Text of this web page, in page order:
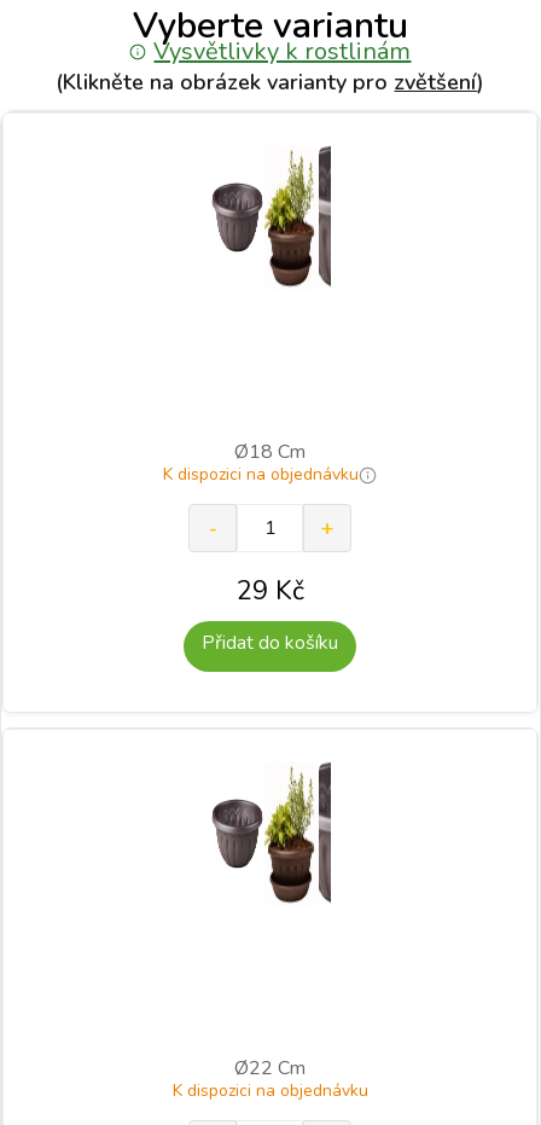
Vyberte variantu
Vysvětlivky k rostlinám
(Klikněte na obrázek varianty pro zvětšení)
Ø18 Cm
K dispozici na objednávku
29 Kč
Přidat do košíku
Ø22 Cm
K dispozici na objednávku